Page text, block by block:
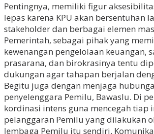
Pentingnya, memiliki figur
lepas karena KPU akan bersentuhan
stakeholder dan berbagai elemen
Pemerintah, sebagai pihak yang
kewenangan pengelolaan keuangan,
prasarana, dan birokrasinya tentu
dukungan agar tahapan berjalan
Begitu juga dengan menjaga
penyelenggara Pemilu, Bawaslu. Di
kordinasi intens guna mencegah tiap
pelanggaran Pemilu yang dilakukan
lembaga Pemilu itu sendiri.